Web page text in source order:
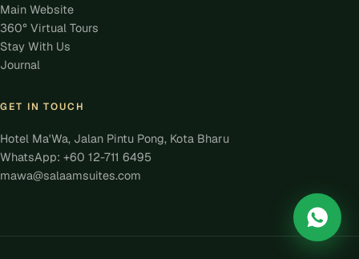
Main Website
360° Virtual Tours
Stay With Us
Journal
GET IN TOUCH
Hotel Ma'Wa, Jalan Pintu Pong, Kota Bharu
WhatsApp: +60 12-711 6495
mawa@salaamsuites.com